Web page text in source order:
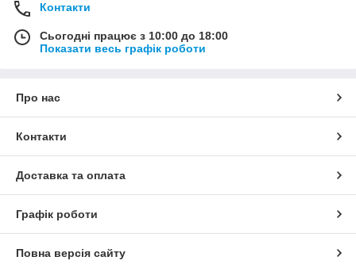
Контакти
Сьогодні працює з 10:00 до 18:00
Показати весь графік роботи
Про нас
Контакти
Доставка та оплата
Графік роботи
Повна версія сайту